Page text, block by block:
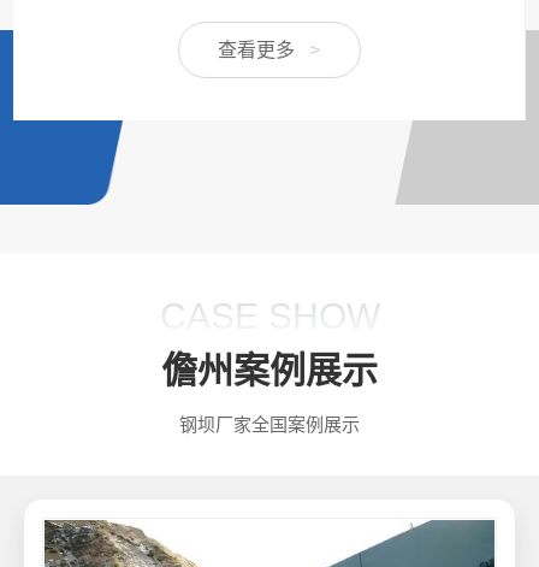
查看更多 >
CASE SHOW
儋州案例展示
钢坝厂家全国案例展示